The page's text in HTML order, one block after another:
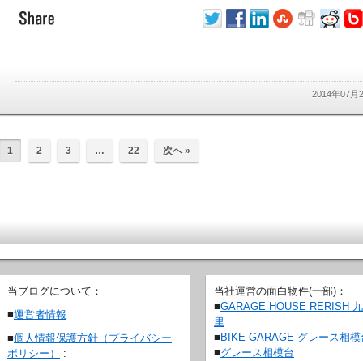
2014年07月
1 2 3 … 22 次へ »
当ブログについて：
■運営者情報
■個人情報保護方針（プライバシー
ポリシー）
:
当社運営の面白物件(一部)：
■GARAGE HOUSE RERISH
里
■ BIKE GARAGE グレース相模
■グレース相模台